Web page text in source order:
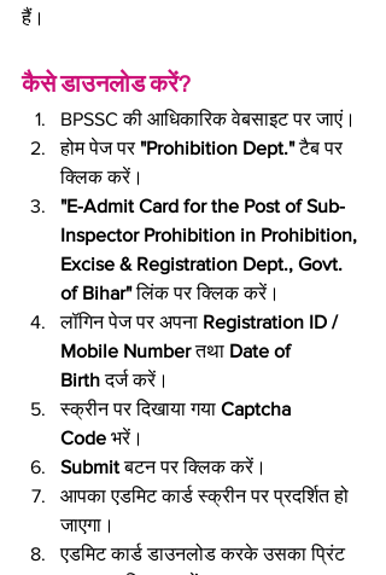
हैं।
कैसे डाउनलोड करें?
BPSSC की आधिकारिक वेबसाइट पर जाएं।
होम पेज पर "Prohibition Dept." टैब पर
क्लिक करें।
"E-Admit Card for the Post of Sub-
Inspector Prohibition in Prohibition,
Excise & Registration Dept., Govt.
of Bihar" लिंक पर क्लिक करें।
लॉगिन पेज पर अपना Registration ID /
Mobile Number तथा Date of
Birth दर्ज करें।
स्क्रीन पर दिखाया गया Captcha
Code भरें।
Submit बटन पर क्लिक करें।
आपका एडमिट कार्ड स्क्रीन पर प्रदर्शित हो
जाएगा।
एडमिट कार्ड डाउनलोड करके उसका प्रिंट